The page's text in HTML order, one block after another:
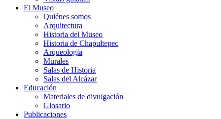
El Museo
Quiénes somos
Arquitectura
Historia del Museo
Historia de Chapultepec
Arqueología
Murales
Salas de Historia
Salas del Alcázar
Educación
Materiales de divulgación
Glosario
Publicaciones